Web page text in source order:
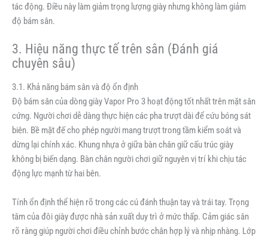
tác động. Điều này làm giảm trọng lượng giày nhưng không làm giảm
độ bám sân.
3. Hiệu năng thực tế trên sân (Đánh giá
chuyên sâu)
3.1. Khả năng bám sân và độ ổn định
Độ bám sân của dòng giày Vapor Pro 3 hoạt động tốt nhất trên mặt sân
cứng. Người chơi dễ dàng thực hiện các pha trượt dài để cứu bóng sát
biên. Bề mặt đế cho phép người mang trượt trong tầm kiểm soát và
dừng lại chính xác. Khung nhựa ở giữa bàn chân giữ cấu trúc giày
không bị biến dạng. Bàn chân người chơi giữ nguyên vị trí khi chịu tác
động lực mạnh từ hai bên.
Tính ổn định thể hiện rõ trong các cú đánh thuận tay và trái tay. Trọng
tâm của đôi giày được nhà sản xuất duy trì ở mức thấp. Cảm giác sân
rõ ràng giúp người chơi điều chỉnh bước chân hợp lý và nhịp nhàng. Lớp